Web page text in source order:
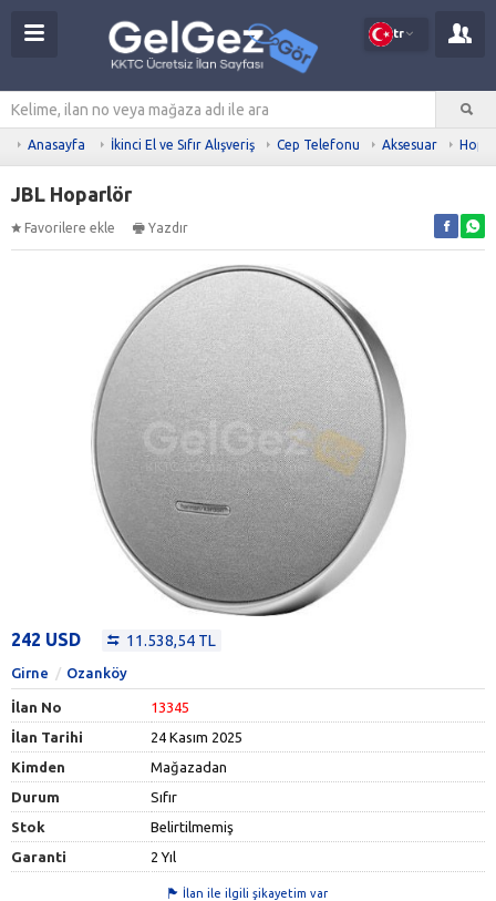
tr
Anasayfa İkinci El ve Sıfır Alışveriş Cep Telefonu Aksesuar
JBL Hoparlör
Favorilere ekle Yazdır
242 USD 11.538,54 TL
Girne Ozanköy
İlan No
13345
İlan Tarihi
24 Kasım 2025
Kimden
Mağazadan
Durum
Sıfır
Stok
Belirtilmemiş
Garanti
2 Yıl
İlan ile ilgili şikayetim var